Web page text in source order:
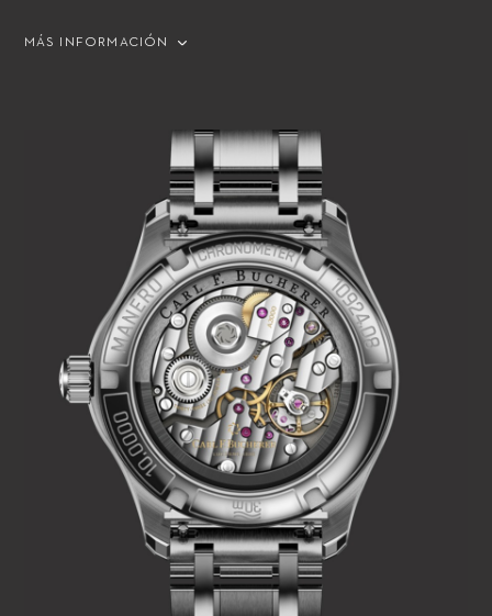
segundero, respectivamente, negro o blanco plateado. Y
MÁS INFORMACIÓN